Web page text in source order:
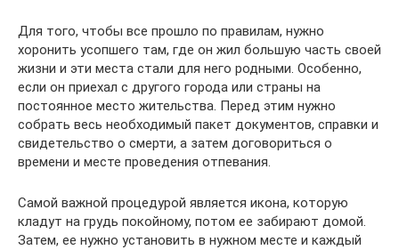
Для того, чтобы все прошло по правилам, нужно
хоронить усопшего там, где он жил большую часть своей
жизни и эти места стали для него родными. Особенно,
если он приехал с другого города или страны на
постоянное место жительства. Перед этим нужно
собрать весь необходимый пакет документов, справки и
свидетельство о смерти, а затем договориться о
времени и месте проведения отпевания.
Самой важной процедурой является икона, которую
кладут на грудь покойному, потом ее забирают домой.
Затем, ее нужно установить в нужном месте и каждый